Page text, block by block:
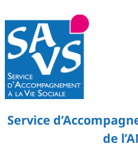
Service
de